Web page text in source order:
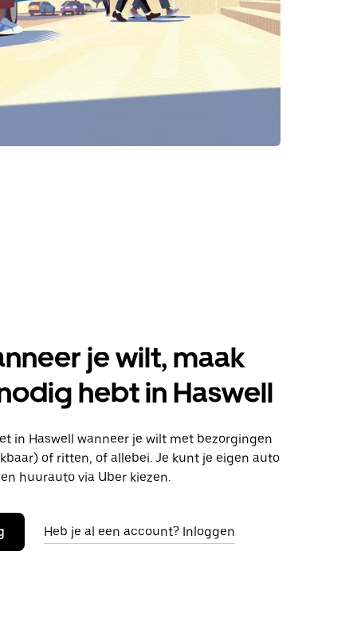
je wilt, maak
hebt in Haswell
in Haswell wanneer je wilt met bezorgingen
of ritten, of allebei. Je kunt je eigen auto
huurauto via Uber kiezen.
Heb je al een account? Inloggen